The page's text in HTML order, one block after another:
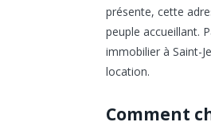
présente, cette
peuple accueillant.
immobilier à Saint-
location.
Comment